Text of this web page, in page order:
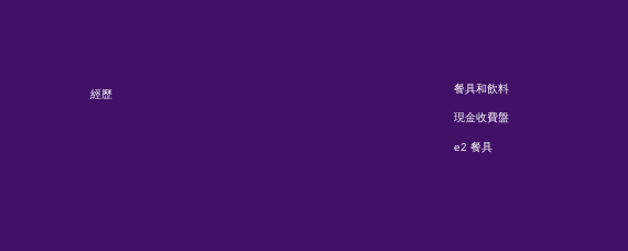
經歷 餐具和飲料
現金收費盤
e2 餐具